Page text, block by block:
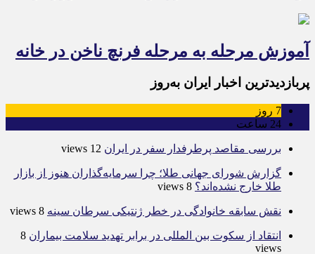
آموزش مرحله به مرحله فرنچ ناخن در خانه
پربازدیدترین اخبار ایران به‌روز
7 روز
24 ساعت
بررسی مقاصد پرطرفدار سفر در ایران 12 views
گزارش شورای جهانی طلا؛ چرا سرمایه‌گذاران هنوز از بازار
طلا خارج نشده‌اند؟ 8 views
نقش سابقه خانوادگی در خطر ژنتیکی سرطان سینه 8 views
انتقاد از سکوت بین المللی در برابر تهدید سلامت بیماران 8
views